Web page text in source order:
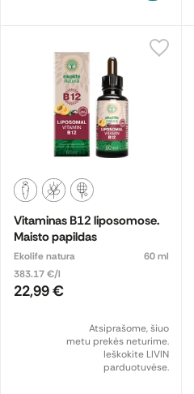
Vitaminas B12 liposomose.
Maisto papildas
Ekolife natura
60 ml
383.17 €/l
22,99 €
Atsiprašome, šiuo
metu prekės neturime.
Ieškokite LIVIN
parduotuvėse.